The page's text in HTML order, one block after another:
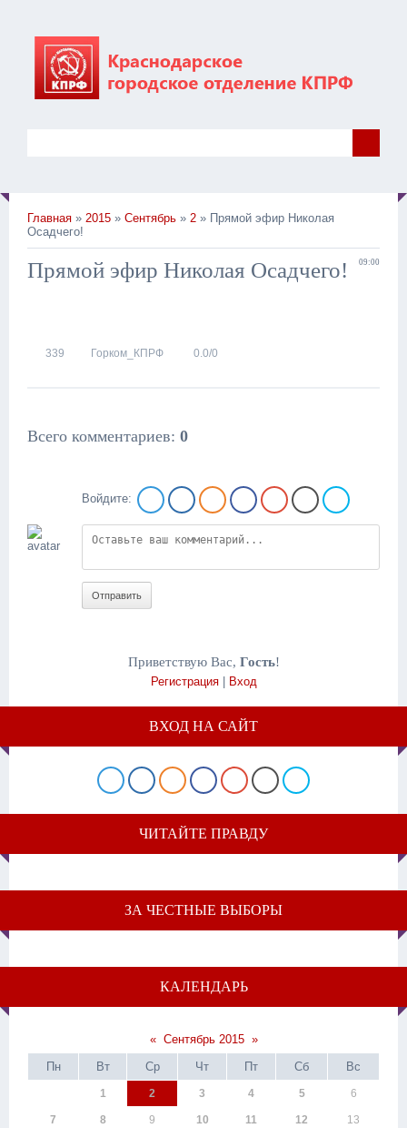
Главная » 2015 » Сентябрь » 2 » Прямой эфир Николая
Осадчего!
09:00
Прямой эфир Николая Осадчего!
339 Горком_КПРФ 0.0/0
Всего комментариев: 0
Войдите:
Отправить
Приветствую Вас, Гость!
Регистрация| Вход
ВХОД НА САЙТ
ЧИТАЙТЕ ПРАВДУ
ЗА ЧЕСТНЫЕ ВЫБОРЫ
КАЛЕНДАРЬ
« Сентябрь 2015 »
Пн
Вт Ср Чт Пт Сб Вс
1 2 3 4 5 6
7 8 9 10 11 12 13